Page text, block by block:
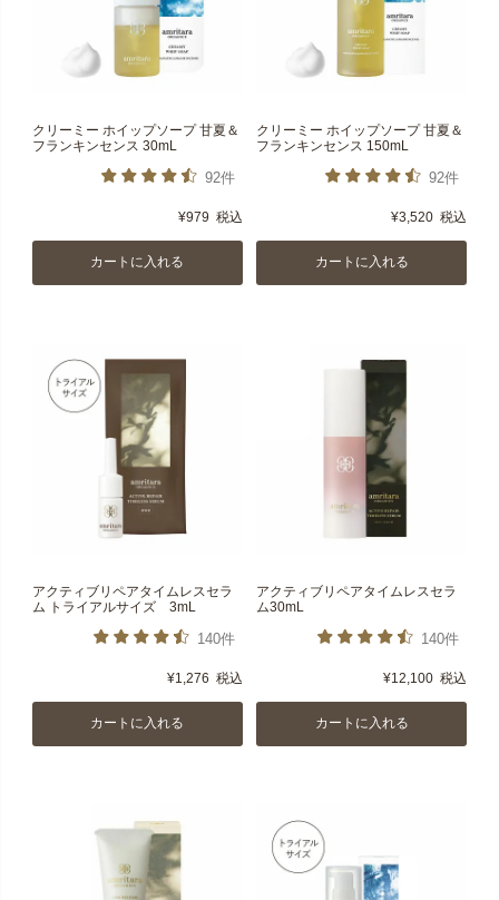
クリーミー ホイップソープ 甘夏＆
フランキンセンス 30mL
92件
¥979 税込
カートに入れる
クリーミー ホイップソープ 甘夏＆
フランキンセンス 150mL
92件
¥3,520 税込
カートに入れる
アクティブリペアタイムレスセラ
ム トライアルサイズ 3mL
140件
¥1,276 税込
カートに入れる
アクティブリペアタイムレスセラ
ム30mL
140件
¥12,100 税込
カートに入れる